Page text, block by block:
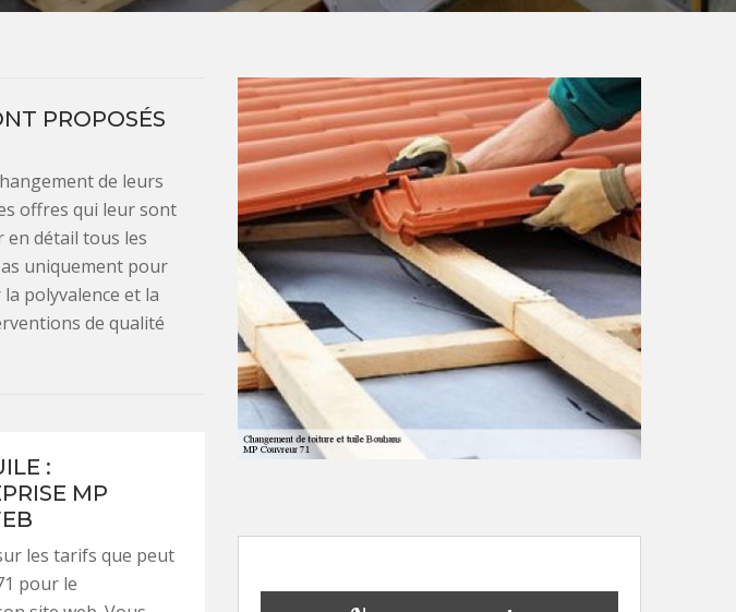
PROPOSÉS
de leurs
offres qui leur sont
en détail tous les
uniquement pour
polyvalence et la
de qualité
:
MP
les tarifs que peut
pour le